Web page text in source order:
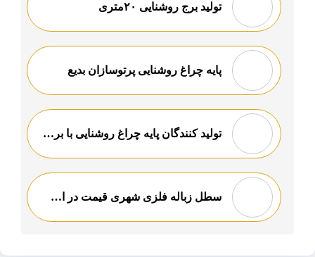
تولید برج روشنایی ۲۰متری
پایه چراغ روشنایی پرتوسازان بدیع
تولید کنندگان پایه چراغ روشنایی با برترین کیفیت
سطل زباله فلزی شهری قیمت در اصفهان